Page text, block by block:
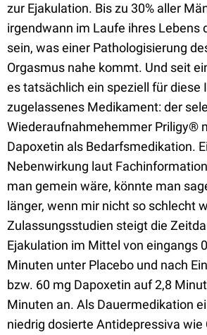
zur Ejakulation. Bis zu 30% aller
irgendwann im Laufe ihres Lebens
sein, was einer Pathologisierung
Orgasmus nahe kommt. Und seit
es tatsächlich ein speziell für diese
zugelassenes Medikament: der
Wiederaufnahmehemmer Priligy®
Dapoxetin als Bedarfsmedikation.
Nebenwirkung laut
man gemein wäre, könnte man
länger, wenn mir nicht so schlecht
Zulassungsstudien steigt die
Ejakulation im Mittel von eingangs
Minuten unter Placebo und nach
bzw. 60 mg Dapoxetin auf 2,8
Minuten an. Als Dauermedikation
niedrig dosierte Antidepressiva wie